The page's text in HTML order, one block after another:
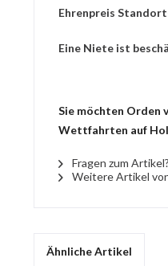
Ehrenpreis
Eine Niete ist
Sie möchten Orden
Wettfahrten auf
Fragen zum Artikel?
Weitere Artikel
Ähnliche Artikel